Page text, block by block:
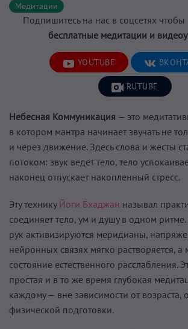
Медитации
Подпишитесь на нас в соцсетях чтобы
бесплатные медитации и
YOUTUBE
RUTUBE
Небесная Коммуникация — это
в котором мантра начинает звучать не
и через движение. Здесь слова и жесты
потоком: звук ведёт тело, тело
наконец отпускает накопленный стресс.
Эту техникуЙоги Бхаджан называл
соединяет тело, ум и душу в одном
рук активизируются меридианы,
нейронных связях мягко растворяется, а
состояние естественного расслабления.
простая и в то же время глубокая
каждому — вне зависимости от возраста,
физической подготовки.